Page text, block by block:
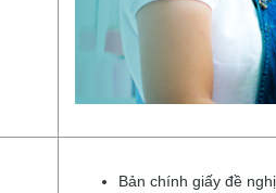
Bản chính giấy đề